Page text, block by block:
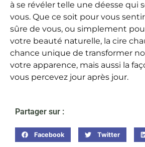
à se révéler telle une déesse qui
vous. Que ce soit pour vous
sûre de vous, ou simplement
votre beauté naturelle, la cire
chance unique de transformer
votre apparence, mais aussi la
vous percevez jour après jour.
Partager sur :
Facebook Twitter